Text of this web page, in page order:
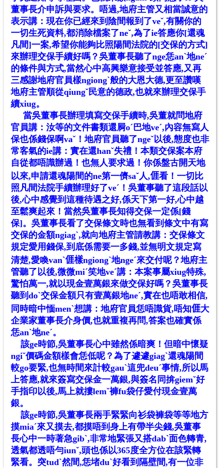
董事長介申訴與要求。唔過,地府主管又相當誠意的
表示講：現在你已經來到陰間報到了veˇ,有關你的
一切生死資料,都消除檔案了neˇ,為了ie答應你[還魂
凡間]一案,希望你能夠比照陽間法院的[交保的方式]
來辦理交保手續好嗎？吳董事長聽了nge恁anˋ地neˊ
的條件與方式,當然心中高興樂意接受並答應,又再
三感謝地府官員樣ngiongˋ般的大恩大德,更至讚嘆
地府主管順從qiungˇ民意的德政,也就來辦理交保手
續xiug。
當吳董事長辦理填寫交保手續時,吳董就問地府
官員講：汝等的文件書類還屙oˊ巴地veˊ,內容無寫人
保也係錢保啊vaˇ！地府官員聽了ngeˇ以後,態度也非
常客氣的ie講：實在還hanˇ失禮！本類交保案本府
自從都唔識辦過！也無人要求過！你係盤古開天地
以來,申請還魂陽間的ne第一儕saˇ人,𠊎看！一切比
照凡間法院手續辦理好了veˊ！吳董事聽了這段話以
後,心中感覺到這種待遇之好,係天下第一好,心中越
至鬆爽起來！當然吳董事長知得交保一定係[錢
保]。吳董事長看了交保條文時也無看到條文中有寫
交保的金額ngiagˋ,就向地府主管請教講：交保條文
規定愛用錢保,到底係需要一多錢,並無明文規定寫
清楚,愛喚vanˋ𠊎樣ngiongˋ地ngeˊ來交付呢？地府主
管聽了以後,微微miˊ笑地veˊ講：本案事屬xiug特殊,
驚怕萬一,就以現金壹萬銀來做交保好嗎？吳董事長
聽到doˋ交保金額只有壹萬銀地neˊ,實在也唔敢相信,
同時暗中愐menˋ想講：地府官員恁唔識貨,唔知𠊎大
企業家董事長介身價,也就重複再問,答案也確實係
恁anˋ地neˊ。
該ge時節,吳董事長心中雖然係暗爽！但暗中懷疑
ngiˇ價碼金額樣會恁低呢？為了遽遽giagˋ還魂陽間
較go要緊,也無時間來計較gauˋ這兜deuˊ事情,所以馬
上答應,就來簽寫交保金一萬銀,與簽名同揜giemˇ好
手指印以後,馬上就摟lemˇ褲fu袋仔愛付現金壹萬
銀。
該ge時節,吳董事長兩手緊緊向衫袋褲袋等等地方
摸miaˊ來又摸去,都摸唔到身上有帶半尖錢,吳董事
長心中一時著急gibˋ,非常地緊張又搭dabˋ面色轉青,
透氣都透唔勻iunˇ,頭也係以365度全方位在該緊轉
緊看。突tudˋ然間,恁堵duˋ好看到隔壁間,有一位非